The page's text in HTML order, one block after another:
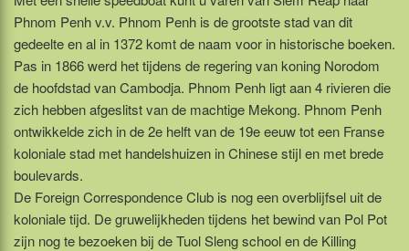
Phnom Penh v.v. Phnom Penh is de grootste stad van dit
gedeelte en al in 1372 komt de naam voor in historische boeken.
Pas in 1866 werd het tijdens de regering van koning Norodom
de hoofdstad van Cambodja. Phnom Penh ligt aan 4 rivieren die
zich hebben afgeslitst van de machtige Mekong. Phnom Penh
ontwikkelde zich in de 2e helft van de 19e eeuw tot een Franse
koloniale stad met handelshuizen in Chinese stijl en met brede
boulevards.
De Foreign Correspondence Club is nog een overblijfsel uit de
koloniale tijd. De gruwelijkheden tijdens het bewind van Pol Pot
zijn nog te bezoeken bij de Tuol Sleng school en de Killing